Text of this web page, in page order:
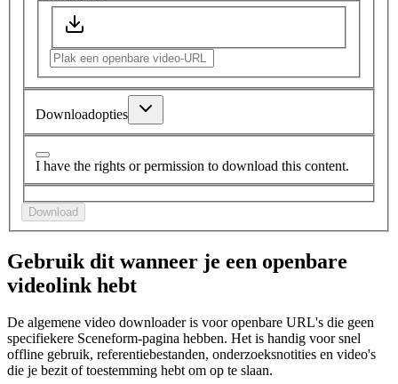
Downloadopties
I have the rights or permission to download this content.
Download
Gebruik dit wanneer je een openbare
videolink hebt
De algemene video downloader is voor openbare URL's die geen
specifiekere Sceneform-pagina hebben. Het is handig voor snel
offline gebruik, referentiebestanden, onderzoeksnotities en video's
die je bezit of toestemming hebt om op te slaan.